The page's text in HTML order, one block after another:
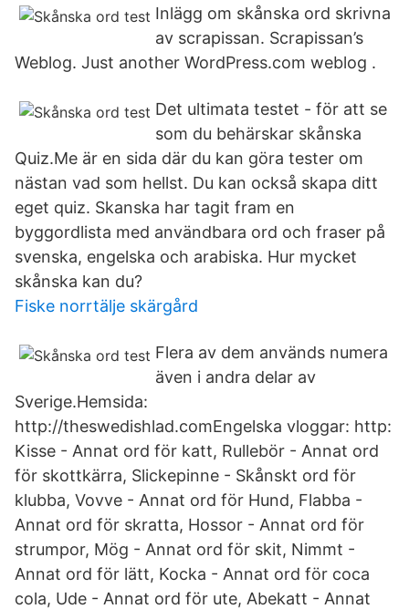
Inlägg om skånska ord skrivna
av scrapissan. Scrapissan’s
Weblog. Just another WordPress.com weblog .
Det ultimata testet - för att se
som du behärskar skånska
Quiz.Me är en sida där du kan göra tester om
nästan vad som hellst. Du kan också skapa ditt
eget quiz. Skanska har tagit fram en
byggordlista med användbara ord och fraser på
svenska, engelska och arabiska. Hur mycket
skånska kan du?
Fiske norrtälje skärgård
Flera av dem används numera
även i andra delar av
Sverige.Hemsida:
http://theswedishlad.comEngelska vloggar: ‪http:
Kisse - Annat ord för katt, Rullebör - Annat ord
för skottkärra, Slickepinne - Skånskt ord för
klubba, Vovve - Annat ord för Hund, Flabba -
Annat ord för skratta, Hossor - Annat ord för
strumpor, Mög - Annat ord för skit, Nimmt -
Annat ord för lätt, Kocka - Annat ord för coca
cola, Ude - Annat ord för ute, Abekatt - Annat